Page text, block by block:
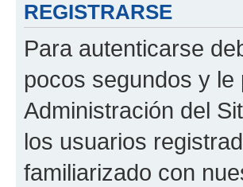
REGISTRARSE
Para autenticarse
pocos segundos y
Administración del
los usuarios
familiarizado con